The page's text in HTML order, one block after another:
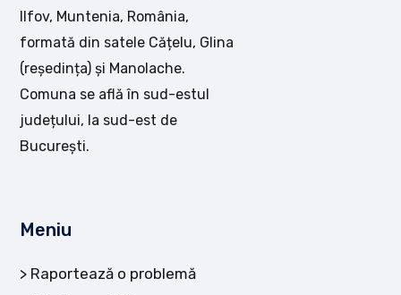
Ilfov, Muntenia, România,
formată din satele Cățelu, Glina
(reședința) și Manolache.
Comuna se află în sud-estul
județului, la sud-est de
București.
Meniu
Raportează o problemă